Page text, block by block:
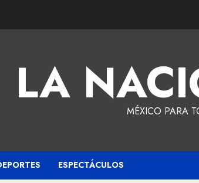
LA MÉXICO PARA
ESPECTÁCULOS